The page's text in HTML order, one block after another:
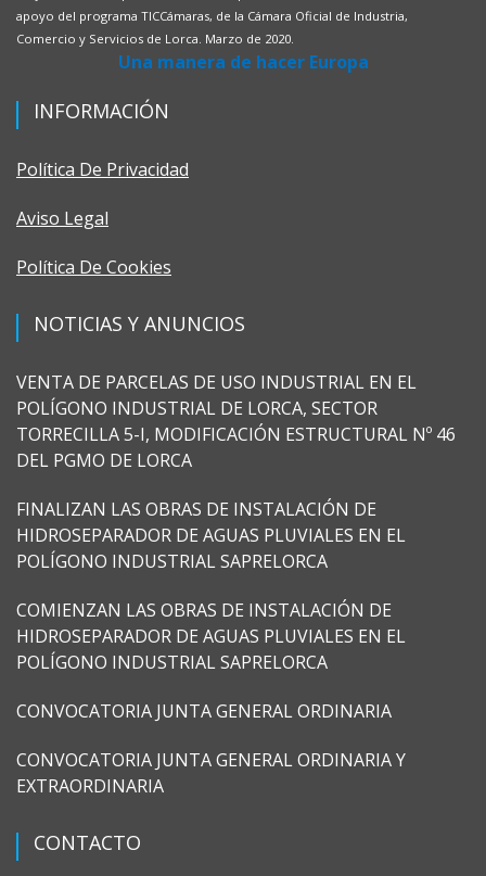
apoyo del programa TICCámaras, de la Cámara Oficial de Industria,
Comercio y Servicios de Lorca. Marzo de 2020.
Una manera de hacer Europa
INFORMACIÓN
Política De Privacidad
Aviso Legal
Política De Cookies
NOTICIAS Y ANUNCIOS
VENTA DE PARCELAS DE USO INDUSTRIAL EN EL
POLÍGONO INDUSTRIAL DE LORCA, SECTOR
TORRECILLA 5-I, MODIFICACIÓN ESTRUCTURAL Nº 46
DEL PGMO DE LORCA
FINALIZAN LAS OBRAS DE INSTALACIÓN DE
HIDROSEPARADOR DE AGUAS PLUVIALES EN EL
POLÍGONO INDUSTRIAL SAPRELORCA
COMIENZAN LAS OBRAS DE INSTALACIÓN DE
HIDROSEPARADOR DE AGUAS PLUVIALES EN EL
POLÍGONO INDUSTRIAL SAPRELORCA
CONVOCATORIA JUNTA GENERAL ORDINARIA
CONVOCATORIA JUNTA GENERAL ORDINARIA Y
EXTRAORDINARIA
CONTACTO